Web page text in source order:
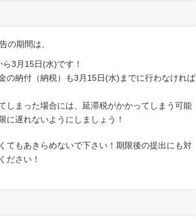
の期間は、
3月15日(水)です！
の納付（納税）も3月15日(水)までに行わなければ
しまった場合には、延滞税がかかってしまう可能
に遅れないようにしましょう！
てもあきらめないで下さい！期限後の提出にも対
ださい！